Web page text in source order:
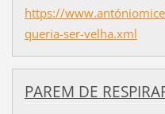
https://
queria-ser-velha.xml
PAREM DE